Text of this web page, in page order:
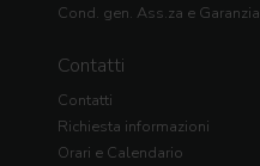
Cond. gen. Ass.za e Garanzia
Contatti
Contatti
Richiesta informazioni
Orari e Calendario